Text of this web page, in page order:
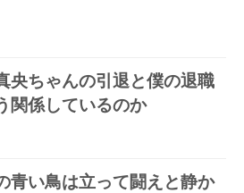
央ちゃんの引退と僕の退職
関係しているのか
青い鳥は立って闘えと静か